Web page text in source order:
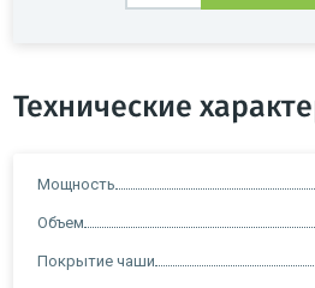
Технические
Мощность
Объем
Покрытие чаши